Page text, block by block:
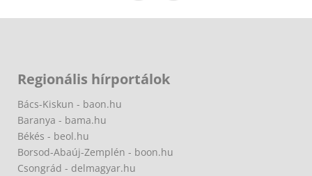
Regionális hírportálok
Bács-Kiskun - baon.hu
Baranya - bama.hu
Békés - beol.hu
Borsod-Abaúj-Zemplén - boon.hu
Csongrád - delmagyar.hu